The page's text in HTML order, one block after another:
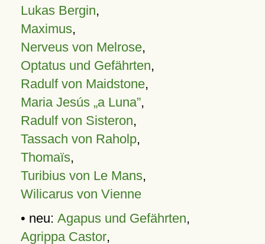
Lukas Bergin,
Maximus,
Nerveus von Melrose,
Optatus und Gefährten,
Radulf von Maidstone,
Maria Jesús „a Luna”,
Radulf von Sisteron,
Tassach von Raholp,
Thomaïs,
Turibius von Le Mans,
Wilicarus von Vienne
• neu: Agapus und Gefährten,
Agrippa Castor,